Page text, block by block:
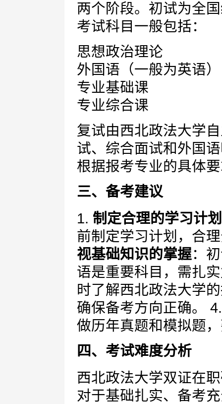
两个阶段。初试为全
考试科目一般包括：
思想政治理论
外国语（一般为英语）
专业基础课
专业综合课
复试由西北政法大学
试、综合面试和外国
根据报考专业的具体
三、备考建议
1. 制定合理的学习计划
前制定学习计划，合
视基础知识的掌握：
语是重要科目，需扎
时了解西北政法大学
确保备考方向正确。
做历年真题和模拟题
四、考试难度分析
西北政法大学双证在
对于基础扎实、备考